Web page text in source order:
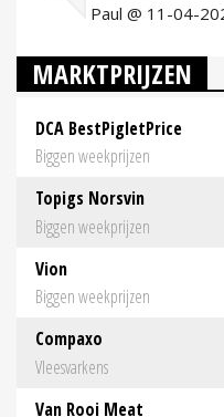
Paul @ 11-04-
MARKTPRIJZEN
DCA BestPigletPrice
Biggen weekprijzen
Topigs Norsvin
Biggen weekprijzen
Vion
Biggen weekprijzen
Compaxo
Vleesvarkens
Van Rooi Meat